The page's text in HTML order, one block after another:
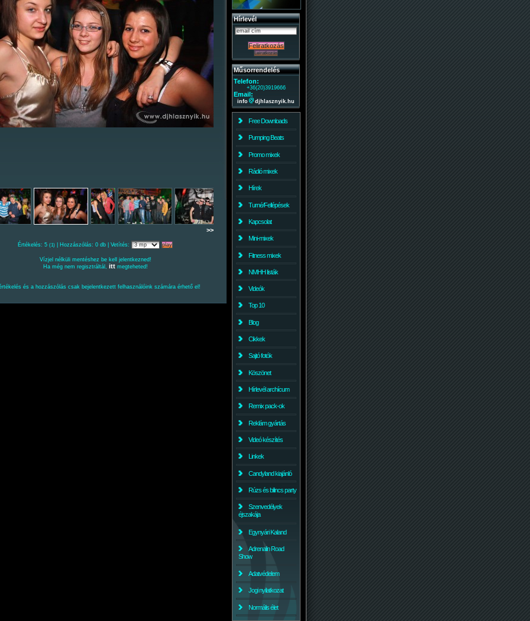
>>
Értékelés: 5 (1) | Hozzászólás: 0 db | Vetítés:
Vízjel nélküli mentéshez be kell jelentkezned!
Ha még nem regisztráltál, ittmegteheted!
és a hozzászólás csak bejelentkezett felhasználóink számára érhető el!
Hírlevél
Műsorrendelés
Telefon:
+36(20)3919666
Email:
info djhlasznyik.hu
Free Downloads
Pumping Beats
Promo mixek
Rádió mixek
Hírek
Turné/Fellépések
Kapcsolat
Mini-mixek
Fitness mixek
NMHH listák
Videók
Top 10
Blog
Cikkek
Sajtó fotók
Köszönet
Hírlevél archícum
Remix pack-ok
Reklám gyártás
Videó készítés
Linkek
Candyland kiajánló
Rúzs és bilincs party
Szenvedélyek
éjszakája
Egynyári Kaland
Adrenalin Road
Show
Adatvédelem
Jogi nyilatkozat
Normális élet